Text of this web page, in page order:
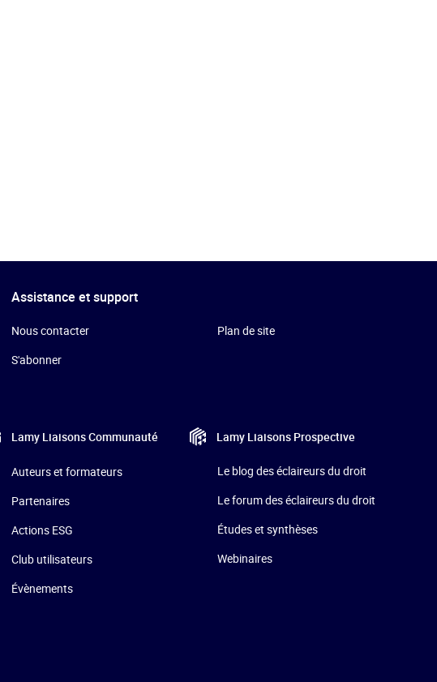
Assistance et support
Nous contacter
S'abonner
Plan de site
Lamy LiaisonsCommunauté
Auteurs et formateurs
Partenaires
Actions ESG
Club utilisateurs
Évènements
Lamy Liaisons Prospective
Le blog des éclaireurs du droit
Le forum des éclaireurs du droit
Études et synthèses
Webinaires